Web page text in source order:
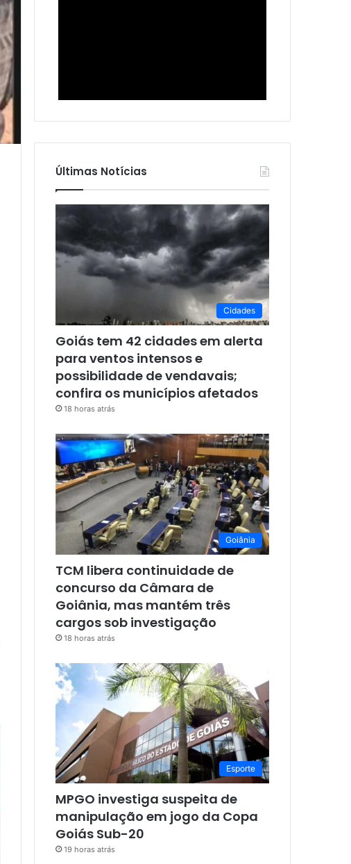
Últimas Notícias
Cidades
Goiás tem 42 cidades em alerta
para ventos intensos e
possibilidade de vendavais;
confira os municípios afetados
18 horas atrás
Goiânia
TCM libera continuidade de
concurso da Câmara de
Goiânia, mas mantém três
cargos sob investigação
18 horas atrás
Esporte
MPGO investiga suspeita de
manipulação em jogo da Copa
Goiás Sub-20
19 horas atrás